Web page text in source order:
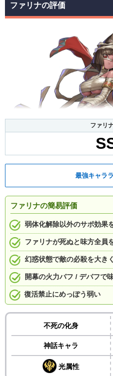
ファリナの評価
ファリ
最強キャラ
ファリナの簡易評価
弱体化解除以外のサポ効果
ファリナが死ぬと味方全員
幻惑状態で敵の必殺を大き
開幕の火力バフ / デバフで
復活禁止にめっぽう弱い
不死の化身
神話キャラ
光属性